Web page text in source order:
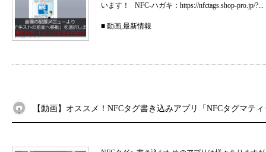
います！ NFC-ハガキ：https://nfctags.shop-pro.jp/?...
■ 動画,最新情報
【動画】オススメ！NFCタグ書き込みアプリ「NFCタグマテ